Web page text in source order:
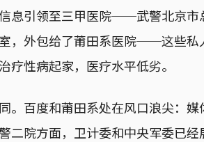
息引领至三甲医院──武警北京市
，外包给了莆田系医院──这些私
疗性病起家，医疗水平低劣。
。百度和莆田系处在风口浪尖：
二院方面，卫计委和中央军委已